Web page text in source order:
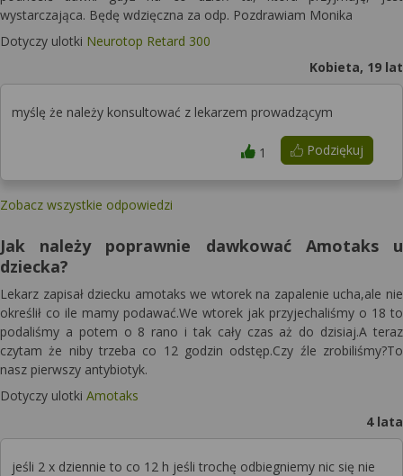
wystarczająca. Będę wdzięczna za odp. Pozdrawiam Monika
Dotyczy ulotki Neurotop Retard 300
Kobieta, 19 lat
myślę że należy konsultować z lekarzem prowadzącym
Podziękuj
1
Zobacz wszystkie odpowiedzi
Jak należy poprawnie dawkować Amotaks u
dziecka?
Lekarz zapisał dziecku amotaks we wtorek na zapalenie ucha,ale nie
określił co ile mamy podawać.We wtorek jak przyjechaliśmy o 18 to
podaliśmy a potem o 8 rano i tak cały czas aż do dzisiaj.A teraz
czytam że niby trzeba co 12 godzin odstęp.Czy źle zrobiliśmy?To
nasz pierwszy antybiotyk.
Dotyczy ulotki Amotaks
4 lata
jeśli 2 x dziennie to co 12 h jeśli trochę odbiegniemy nic się nie